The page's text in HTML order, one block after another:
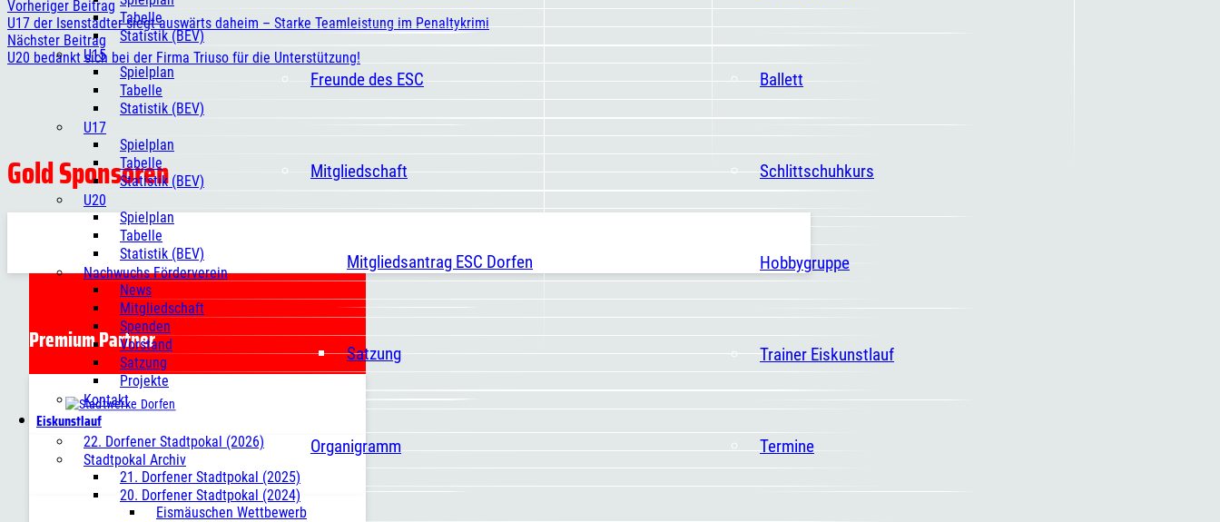
Ballett
Schlittschuhkurs
Hobbygruppe
Trainer Eiskunstlauf
Termine
Freunde des ESC
Mitgliedschaft
Mitgliedsantrag ESC Dorfen
Satzung
Organigramm
Tabelle
Statistik (BEV)
U15
Spielplan
Tabelle
Statistik (BEV)
U17
Spielplan
Tabelle
Statistik (BEV)
U20
Spielplan
Tabelle
Statistik (BEV)
Nachwuchs Förderverein
News
Mitgliedschaft
Spenden
Vorstand
Satzung
Projekte
Kontakt
Eiskunstlauf
22. Dorfener Stadtpokal (2026)
Stadtpokal Archiv
21. Dorfener Stadtpokal (2025)
20. Dorfener Stadtpokal (2024)
Eismäuschen Wettbewerb
Vorheriger Beitrag
U17 der Isenstädter siegt auswärts daheim – Starke Teamleistung im Penaltykrimi
Nächster Beitrag
U20 bedankt sich bei der Firma Triuso für die Unterstützung!
Gold Sponsoren
Premium Partner